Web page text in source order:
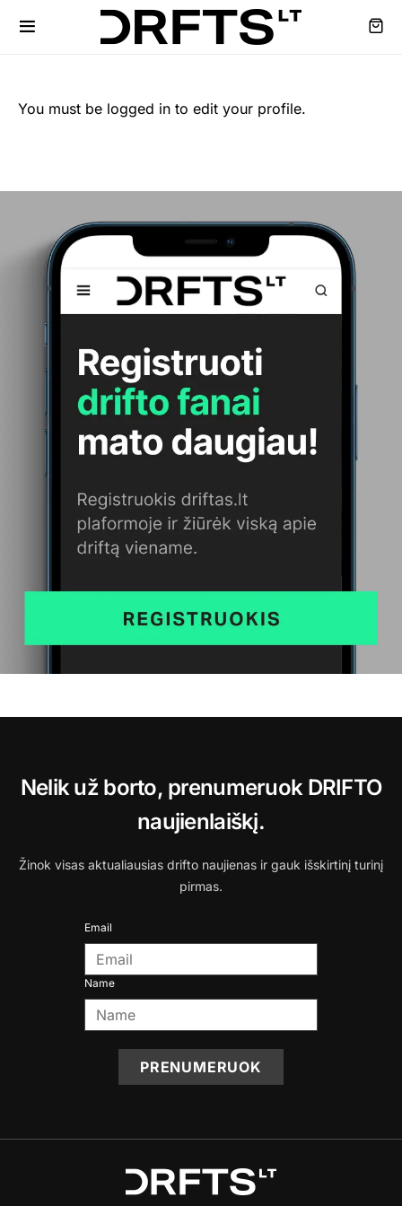
You must be logged in to edit your profile.
Nelik už borto, prenumeruok DRIFTO
naujienlaiškį.
Žinok visas aktualiausias drifto naujienas ir gauk išskirtinį turinį
pirmas.
Email
Name
PRENUMERUOK